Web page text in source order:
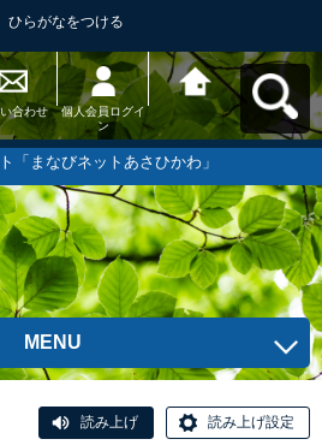
ひらがなをつける
合わせ
個人会員ログイ
ン
旭川市生涯学習
ポータルサイト
「まなびネット
あさひかわ」へ
戻る
「まなびネットあさひかわ」
MENU
読み上げ 読み上げ設定